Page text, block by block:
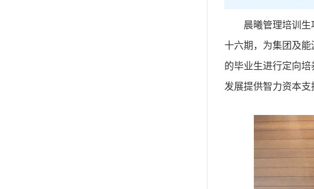
晨曦管理培训
十六期，为集团及
的毕业生进行定向
发展提供智力资本支